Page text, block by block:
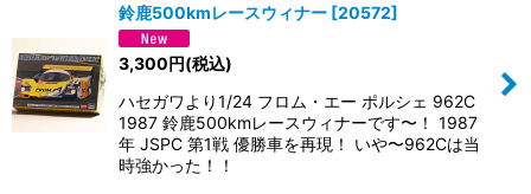
鈴鹿500kmレースウィナー [20572]
3,300円(税込)
ハセガワより1/24 フロム・エー ポルシェ 962C
1987 鈴鹿500kmレースウィナーです〜！ 1987
年 JSPC 第1戦 優勝車を再現！ いや〜962Cは当
時強かった！！